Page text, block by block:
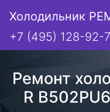
Холодильник
+7 (495) 128-92-
Ремонт
R